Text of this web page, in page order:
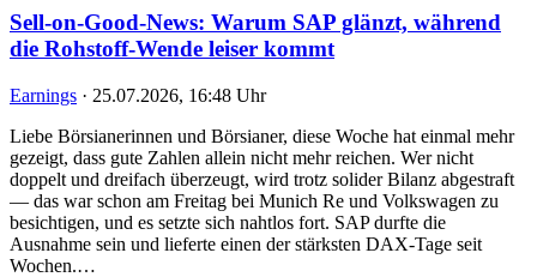
Sell-on-Good-News: Warum SAP glänzt, während
die Rohstoff-Wende leiser kommt
Earnings · 25.07.2026, 16:48 Uhr
Liebe Börsianerinnen und Börsianer, diese Woche hat einmal mehr
gezeigt, dass gute Zahlen allein nicht mehr reichen. Wer nicht
doppelt und dreifach überzeugt, wird trotz solider Bilanz abgestraft
— das war schon am Freitag bei Munich Re und Volkswagen zu
besichtigen, und es setzte sich nahtlos fort. SAP durfte die
Ausnahme sein und lieferte einen der stärksten DAX-Tage seit
Wochen.…